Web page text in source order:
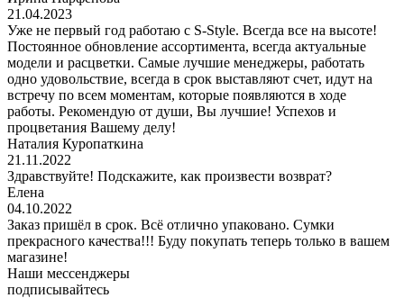
21.04.2023
Уже не первый год работаю с S-Style. Всегда все на высоте!
Постоянное обновление ассортимента, всегда актуальные
модели и расцветки. Самые лучшие менеджеры, работать
одно удовольствие, всегда в срок выставляют счет, идут на
встречу по всем моментам, которые появляются в ходе
работы. Рекомендую от души, Вы лучшие! Успехов и
процветания Вашему делу!
Наталия Куропаткина
21.11.2022
Здравствуйте! Подскажите, как произвести возврат?
Елена
04.10.2022
Заказ пришёл в срок. Всё отлично упаковано. Сумки
прекрасного качества!!! Буду покупать теперь только в вашем
магазине!
Наши мессенджеры
подписывайтесь